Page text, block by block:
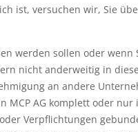
ist, versuchen wir, Sie
werden sollen oder
nicht anderweitig in
an andere
MCP AG komplett oder
Verpflichtungen